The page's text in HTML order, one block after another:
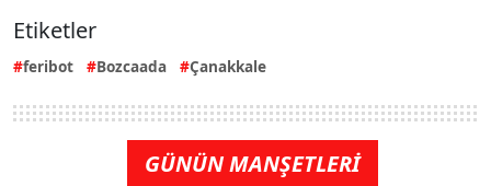
Etiketler
feribot Bozcaada Çanakkale
GÜNÜN MANŞETLERİ